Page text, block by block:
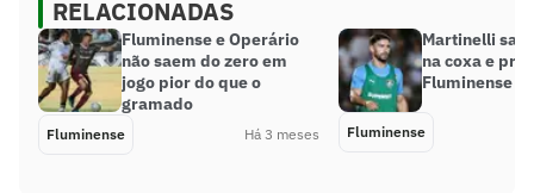
RELACIONADAS
Fluminense e Operário
não saem do zero em
jogo pior do que o
gramado
Fluminense Há 3 meses
Martinelli sai
na coxa e
Fluminense
Fluminense